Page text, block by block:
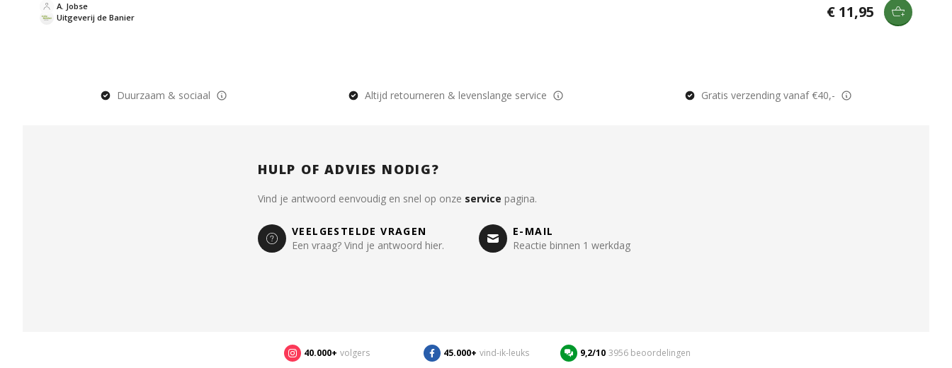
Uitgeverij de Banier
A. Jobse € 11,95
Duurzaam & sociaal Altijd retourneren & levenslange service Gratis verzending vanaf €40,-
HULP OF ADVIES NODIG?
Vind je antwoord eenvoudig en snel op onze service pagina.
VEELGESTELDE VRAGEN
Een vraag? Vind je antwoord hier.
E-MAIL
Reactie binnen 1 werkdag
40.000+ volgers 45.000+ vind-ik-leuks 9,2/10 3956 beoordelingen